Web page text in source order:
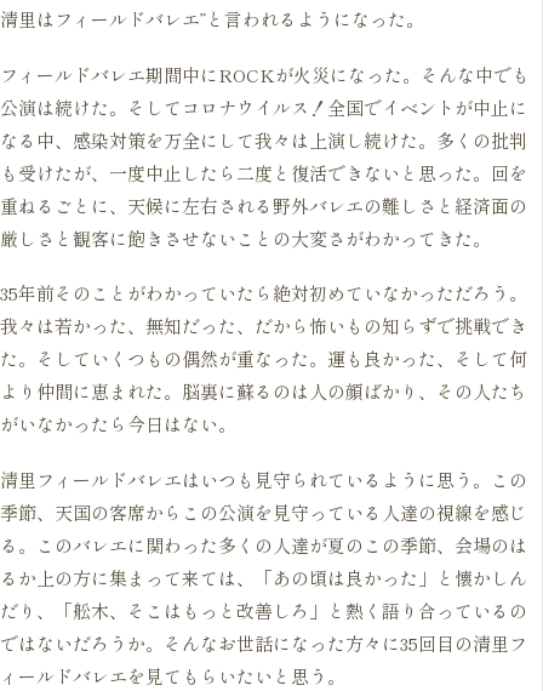
清里はフィールドバレエ”と言われるようになった。
フィールドバレエ期間中にROCKが火災になった。そんな中でも
公演は続けた。そしてコロナウイルス！全国でイベントが中止に
なる中、感染対策を万全にして我々は上演し続けた。多くの批判
も受けたが、一度中止したら二度と復活できないと思った。回を
重ねるごとに、天候に左右される野外バレエの難しさと経済面の
厳しさと観客に飽きさせないことの大変さがわかってきた。
35年前そのことがわかっていたら絶対初めていなかっただろう。
我々は若かった、無知だった、だから怖いもの知らずで挑戦でき
た。そしていくつもの偶然が重なった。運も良かった、そして何
より仲間に恵まれた。脳裏に蘇るのは人の顔ばかり、その人たち
がいなかったら今日はない。
清里フィールドバレエはいつも見守られているように思う。この
季節、天国の客席からこの公演を見守っている人達の視線を感じ
る。このバレエに関わった多くの人達が夏のこの季節、会場のは
るか上の方に集まって来ては、「あの頃は良かった」と懐かしん
だり、「舩木、そこはもっと改善しろ」と熱く語り合っているの
ではないだろうか。そんなお世話になった方々に35回目の清里フ
ィールドバレエを見てもらいたいと思う。